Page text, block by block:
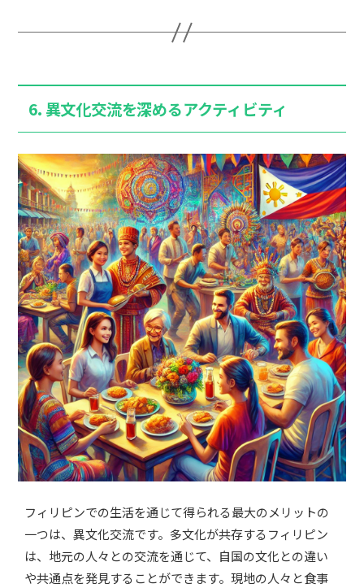
6. 異文化交流を深めるアクティビティ
フィリピンでの生活を通じて得られる最大のメリットの
一つは、異文化交流です。多文化が共存するフィリピン
は、地元の人々との交流を通じて、自国の文化との違い
や共通点を発見することができます。現地の人々と食事